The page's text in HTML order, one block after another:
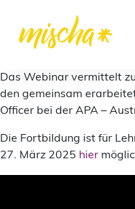
Das Webinar vermittelt
den gemeinsam
Officer bei der APA –
Die Fortbildung ist für
27. März 2025 hier